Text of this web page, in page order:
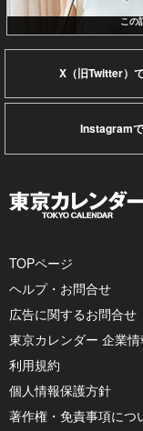
この
X（旧Twitter）
Instagram
TOPページ
ヘルプ・お問合せ
広告に関するお問合せ
東京カレンダー 企業情
利用規約
個人情報保護方針
著作権・免責事項につ